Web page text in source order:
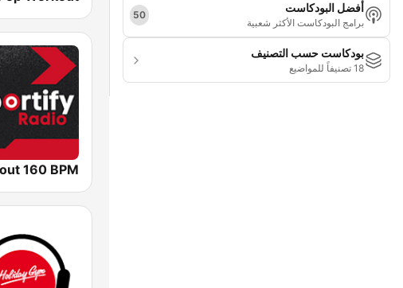
أفضل البودكاست
برامج البودكاست الأكثر شعبية
50
بودكاست حسب التصنيف
18 تصنيفاً للمواضيع